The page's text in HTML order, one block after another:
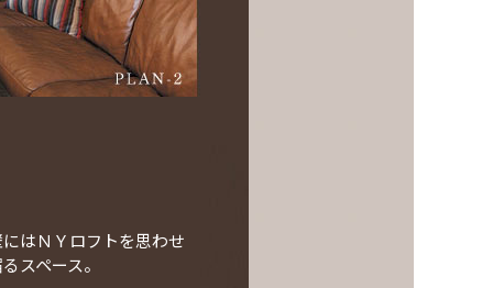
はＮＹロフトを思わせ
スペース。